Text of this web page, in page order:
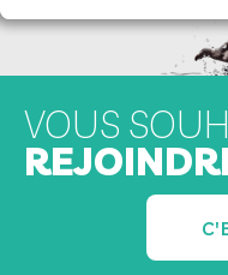
VOUS